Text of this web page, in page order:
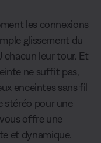
les connexions
glissement du
chacun leur tour. Et
ne suffit pas,
enceintes sans fil
stéréo pour une
offre une
et dynamique.